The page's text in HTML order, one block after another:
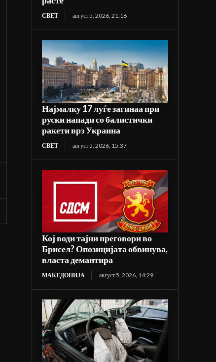
СВЕТ август 5, 2026, 21:16
Најмалку 17 луѓе загинаа при
руски напади со балистички
ракети врз Украина
СВЕТ август 5, 2026, 15:37
Кој води тајни преговори во
Брисел? Опозицијата обвинува,
власта демантира
МАКЕДОНИЈА август 5, 2026, 14:29